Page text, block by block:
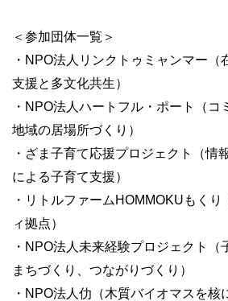
＜参加団体一覧＞
・NPO法人リンクトゥミャンマー（
支援と多文化共生）
・NPO法人ハートフル・ポート（コ
地域の居場所づくり）
・ざま子育て応援プロジェクト（情
による子育て支援）
・リトルファームHOMMOKUもく
ィ拠点）
・NPO法人未来経験プロジェクト（
まちづくり、つながりづくり）
・NPO法人仂（木質バイオマスを核